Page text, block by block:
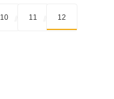
10 11 12